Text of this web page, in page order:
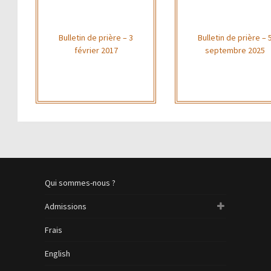
Bulletin de prière – 3
février 2017
Bulletin de prière –
septembre 2025
Qui sommes-nous ?
Admissions
Frais
English